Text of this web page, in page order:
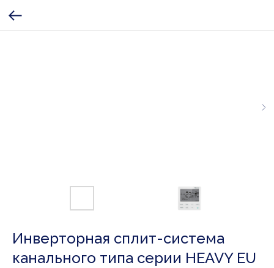
Инверторная сплит-система
канального типа серии HEAVY EU